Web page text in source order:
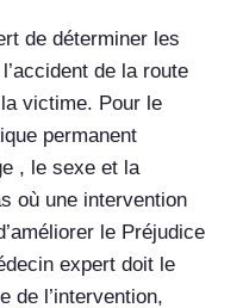
de déterminer les
de la route
victime. Pour le
permanent
, le sexe et la
où une intervention
le Préjudice
expert doit le
de l’intervention,